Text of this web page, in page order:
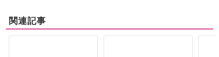
関連記事